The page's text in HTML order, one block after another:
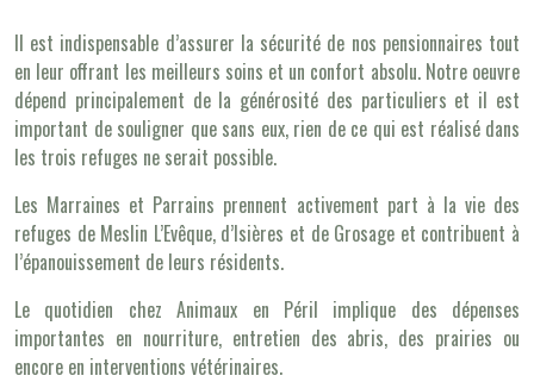
Il est indispensable d’assurer la sécurité de nos pensionnaires tout
en leur offrant les meilleurs soins et un confort absolu. Notre oeuvre
dépend principalement de la générosité des particuliers et il est
important de souligner que sans eux, rien de ce qui est réalisé dans
les trois refuges ne serait possible.
Les Marraines et Parrains prennent activement part à la vie des
refuges de Meslin L’Evêque, d’Isières et de Grosage et contribuent à
l’épanouissement de leurs résidents.
Le quotidien chez Animaux en Péril implique des dépenses
importantes en nourriture, entretien des abris, des prairies ou
encore en interventions vétérinaires.